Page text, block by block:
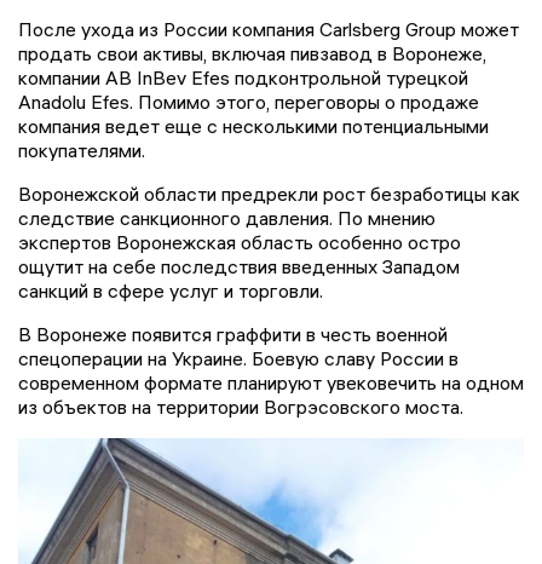
После ухода из России компания Carlsberg Group может
продать свои активы, включая пивзавод в Воронеже,
компании AB InBev Efes подконтрольной турецкой
Anadolu Efes. Помимо этого, переговоры о продаже
компания ведет еще с несколькими потенциальными
покупателями.
Воронежской области предрекли рост безработицы как
следствие санкционного давления. По мнению
экспертов Воронежская область особенно остро
ощутит на себе последствия введенных Западом
санкций в сфере услуг и торговли.
В Воронеже появится граффити в честь военной
спецоперации на Украине. Боевую славу России в
современном формате планируют увековечить на одном
из объектов на территории Вогрэсовского моста.